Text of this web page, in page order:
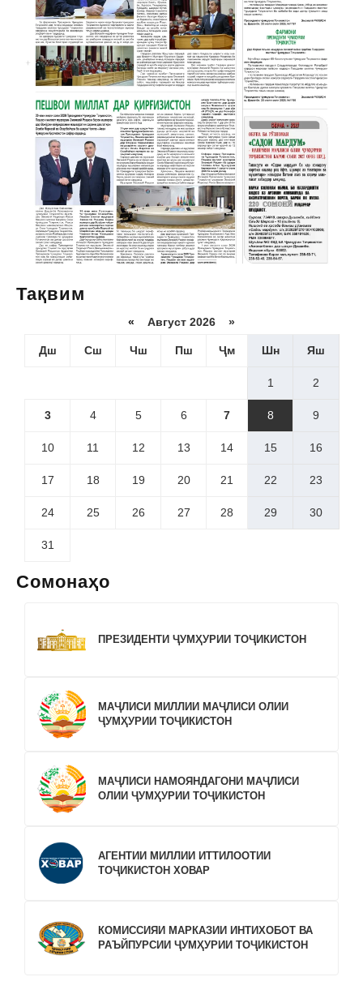
Тақвим
« Август 2026 »
Дш Сш Чш Пш Ҷм Шн Яш
1 2
3 4 5 6 7 8 9
10 11 12 13 14 15 16
17 18 19 20 21 22 23
24 25 26 27 28 29 30
31
Сомонаҳо
ПРЕЗИДЕНТИ ҶУМҲУРИИ ТОҶИКИСТОН
МАҶЛИСИ МИЛЛИИ МАҶЛИСИ ОЛИИ
ҶУМҲУРИИ ТОҶИКИСТОН
МАҶЛИСИ НАМОЯНДАГОНИ МАҶЛИСИ
ОЛИИ ҶУМҲУРИИ ТОҶИКИСТОН
АГЕНТИИ МИЛЛИИ ИТТИЛООТИИ
ТОҶИКИСТОН ХОВАР
КОМИССИЯИ МАРКАЗИИ ИНТИХОБОТ ВА
РАЪЙПУРСИИ ҶУМҲУРИИ ТОҶИКИСТОН